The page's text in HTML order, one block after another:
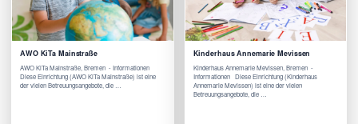
AWO KiTa Mainstraße
AWO KiTa Mainstraße, Bremen - Informationen
Diese Einrichtung (AWO KiTa Mainstraße) ist eine
der vielen Betreuungsangebote, die …
Kinderhaus Annemarie Mevissen
Kinderhaus Annemarie Mevissen, Bremen -
Informationen Diese Einrichtung (Kinderhaus
Annemarie Mevissen) ist eine der vielen
Betreuungsangebote, die …